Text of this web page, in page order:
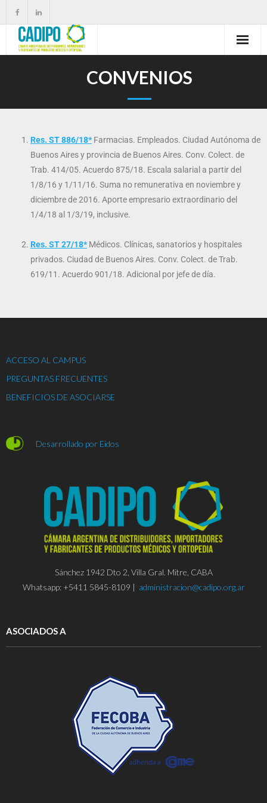
CONVENIOS
Res. ST 886/18*Farmacias. Empleados. Ciudad Autónoma de
Buenos Aires y provincia de Buenos Aires. Conv. Colect. de
Trab. 414/05. Acuerdo 875/18. Escala salarial a partir del
1/8/16 y 1/11/16. Suma no remunerativa en noviembre y
diciembre de 2016. Aporte empresario extraordinario del
1/4/18 al 1/3/19, inclusive.
Res. ST 27/18*Médicos. Clínicas, sanatorios y hospitales
privados. Ciudad de Buenos Aires. Conv. Colect. de Trab.
619/11. Acuerdo 901/18. Adicional por jefe de día.
ACCESO AL CAMPUS
PREGUNTAS FRECUENTES
BENEFICIOS DE ASOCIARSE
Desarrollado por Eidos
Sánchez 1942 Dto 2, Villa Gral. Mitre, CABA
Whatsapp: +5411 5845-8109 | administracion@cadipo.org.ar
ASOCIADOS A